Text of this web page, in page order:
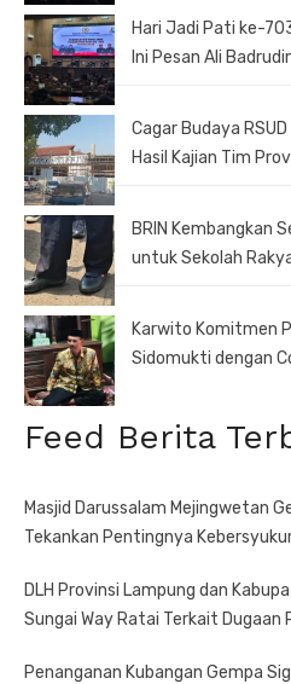
Hari Jadi Pati ke-
Ini Pesan Ali
Cagar Budaya
Hasil Kajian Tim
BRIN Kembangkan
untuk Sekolah
Karwito Komitmen
Sidomukti dengan
Feed Berita
Masjid Darussalam Mejingwetan
Tekankan Pentingnya
DLH Provinsi Lampung dan
Sungai Way Ratai Terkait Dugaan
Penanganan Kubangan Gempa